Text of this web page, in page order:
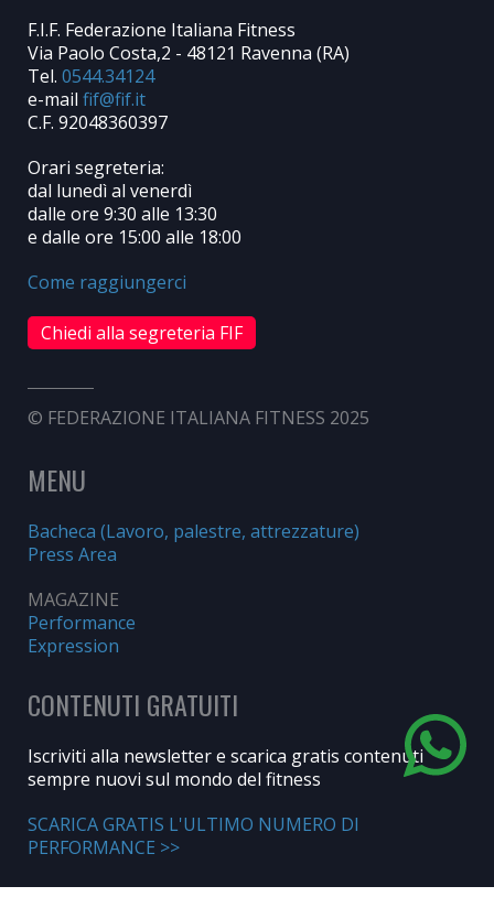
F.I.F. Federazione Italiana Fitness
Via Paolo Costa,2 - 48121 Ravenna (RA)
Tel. 0544.34124
e-mail
C.F. 92048360397
Orari segreteria:
dal lunedì al venerdì
dalle ore 9:30 alle 13:30
e dalle ore 15:00 alle 18:00
Come raggiungerci
Chiedi alla segreteria FIF
© FEDERAZIONE ITALIANA FITNESS 2025
MENU
Bacheca (Lavoro, palestre, attrezzature)
Press Area
MAGAZINE
Performance
Expression
CONTENUTI GRATUITI
Iscriviti alla newsletter e scarica gratis contenuti
sempre nuovi sul mondo del fitness
SCARICA GRATIS L'ULTIMO NUMERO DI
PERFORMANCE >>